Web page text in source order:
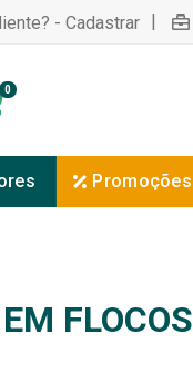
- Cadastrar |
0
Promoções
FLOCOS